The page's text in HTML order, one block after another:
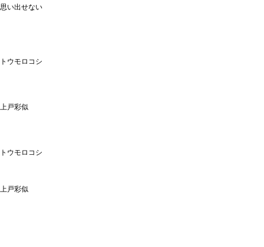
思い出せない
トウモロコシ
上戸彩似
トウモロコシ
上戸彩似